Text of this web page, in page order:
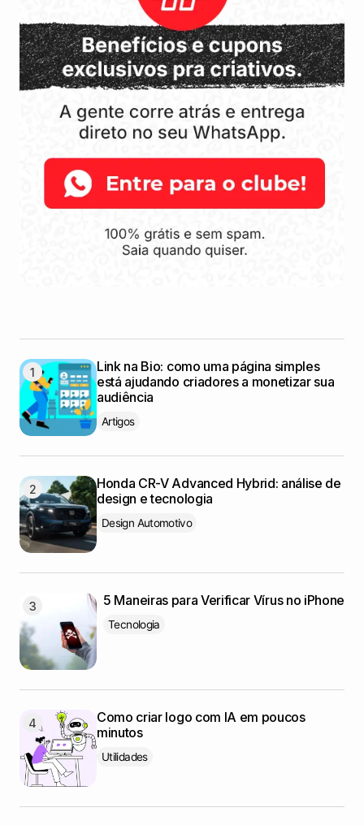
Link na Bio: como uma página simples
está ajudando criadores a monetizar sua
audiência
Artigos
Honda CR-V Advanced Hybrid: análise de
design e tecnologia
Design Automotivo
5 Maneiras para Verificar Vírus no iPhone
Tecnologia
Como criar logo com IA em poucos
minutos
Utilidades